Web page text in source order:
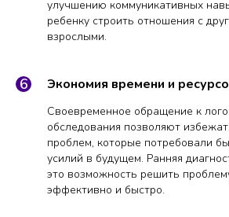
улучшению коммуникативных
ребенку строить отношения с
взрослыми.
Экономия времени и
Своевременное обращение к
обследования позволяют
проблем, которые потребовали
усилий в будущем. Ранняя
это возможность решить
эффективно и быстро.